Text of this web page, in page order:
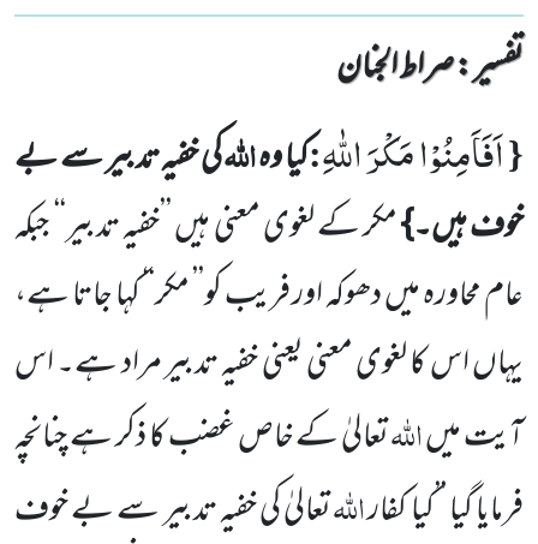
تفسیر : ‎صراط الجنان
{اَفَاَمِنُوْا مَكْرَ اللّٰهِ:کیا وہاللہکی خفیہ تدبیر سےبے
خوف ہیں۔}مکر کے لغوی معنی ہیں ’’خفیہ تدبیر‘‘جبکہ
عام محاورہمیں دھوکہ اور فریب کو’’ مکر‘‘ کہا جاتا ہے،
یہاں اس کا لغوی معنی یعنی خفیہ تدبیر مراد ہے۔ اس
آیت میںاللہتعالیٰ کے خاصغضب کا ذکر ہے چنانچہ
فرمایا گیا ’’کیا کفاراللہتعالیٰ کی خفیہ تدبیر سے بے خوف